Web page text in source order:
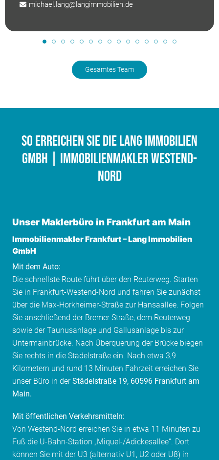
michael.lang@langimmobilien.de
Gesamtes Team
So erreichen Sie die Lang Immobilien
GmbH | Immobilienmakler Westend-
Nord
Unser Maklerbüro in Frankfurt am Main
Immobilienmakler Frankfurt–Lang Immobilien
GmbH
Mit dem Auto:
Die schnellste Route führt über den Reuterweg. Starten
Sie in Frankfurt-Westend-Nord und fahren Sie zunächst
über die Max-Horkheimer-Straße zur Hansaallee. Folgen
Sie anschließend der Bremer Straße, dem Reuterweg
sowie der Taunusanlage und Gallusanlage bis zur
Untermainbrücke. Nach Überquerung der Brücke biegen
Sie rechts in die Städelstraße ein. Nach etwa 3,9
Kilometern und rund 13 Minuten Fahrzeit erreichen Sie
unser Büro in derStädelstraße 19, 60596 Frankfurt am
Main.
Mit öffentlichen Verkehrsmitteln:
Von Westend-Nord erreichen Sie in etwa 11 Minuten zu
Fuß die U-Bahn-Station „Miquel-/Adickesallee“. Dort
können Sie mit der U3 (alternativ U1, U2 oder U8) in